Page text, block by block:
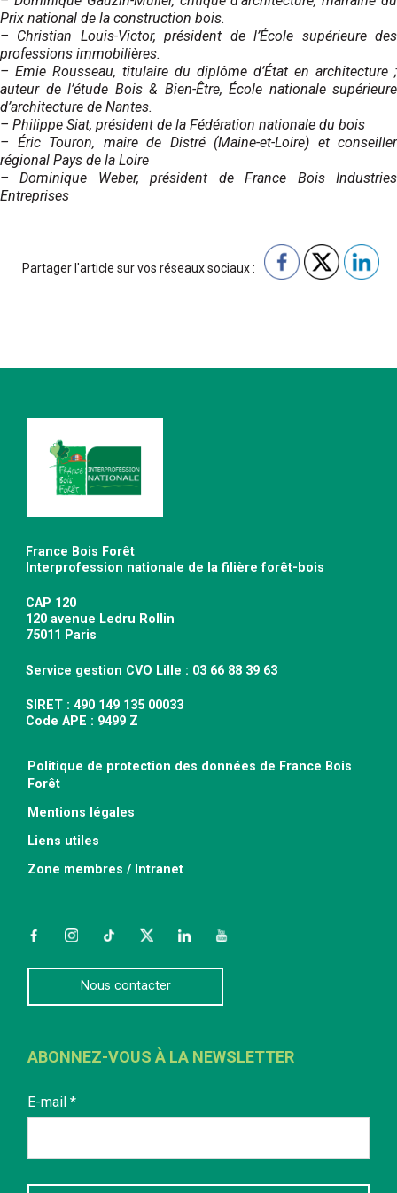
Prix national de la construction bois.
– Christian Louis-Victor, président de l’École supérieure des
professions immobilières.
– Emie Rousseau, titulaire du diplôme d’État en architecture ;
auteur de l’étude Bois & Bien-Être, École nationale supérieure
d’architecture de Nantes.
– Philippe Siat, président de la Fédération nationale du bois
– Éric Touron, maire de Distré (Maine-et-Loire) et conseiller
régional Pays de la Loire
– Dominique Weber, président de France Bois Industries
Entreprises
Partager l'article sur vos réseaux sociaux :
France Bois Forêt
Interprofession nationale de la filière forêt-bois
CAP 120
120 avenue Ledru Rollin
75011 Paris
Service gestion CVO Lille : 03 66 88 39 63
SIRET : 490 149 135 00033
Code APE : 9499 Z
Politique de protection des données de France Bois
Forêt
Mentions légales
Liens utiles
Zone membres / Intranet
FacebookInstagramTikTokTwitterLinkedInYouTube
Nous contacter
ABONNEZ-VOUS À LA NEWSLETTER
E-mail *